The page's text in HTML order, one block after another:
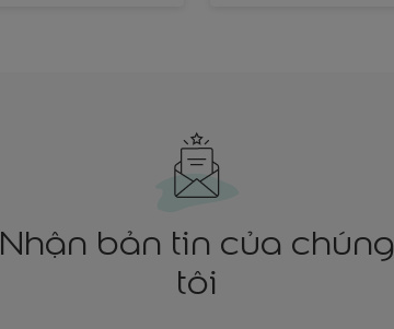
Nhận bản tin của chúng
tôi